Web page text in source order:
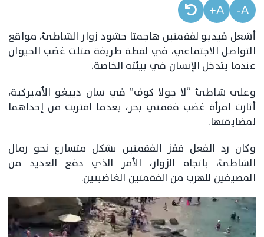
A-
A+
أشعل فيديو لفقمتين هاجمتا حشود زوار الشاطئ، مواقع
التواصل الاجتماعي، في لقطة طريفة مثلت غضب الحيوان
عندما يتدخل الإنسان في بيئته الخاصة.
وعلى شاطئ “لا جولا كوف” في سان دييغو الأميركية،
أثارت امرأة غضب فقمتي بحر، بعدما اقتربت من إحداهما
لمضايقتها.
وكان رد الفعل قفز الفقمتين بشكل متسارع نحو رمال
الشاطئ، باتجاه الزوار، الأمر الذي دفع العديد من
المصيفين للهرب من الفقمتين الغاضبتين.
مشغل
الفيديو